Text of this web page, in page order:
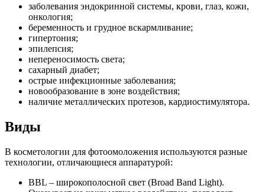
заболевания эндокринной системы, крови, глаз, кожи,
онкология;
беременность и грудное вскармливание;
гипертония;
эпилепсия;
непереносимость света;
сахарный диабет;
острые инфекционные заболевания;
новообразование в зоне воздействия;
наличие металлических протезов, кардиостимулятора.
Виды
В косметологии для фотоомоложения используются разные
технологии, отличающиеся аппаратурой:
BBL – широкополосной свет (Broad Band Light).